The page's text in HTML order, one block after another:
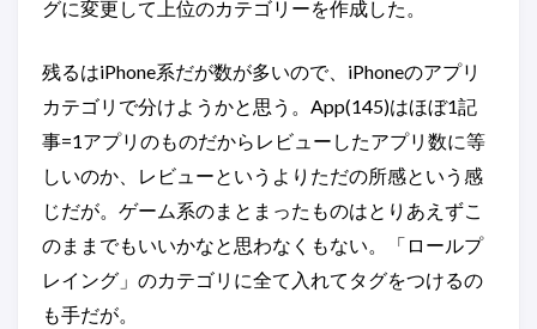
グに変更して上位のカテゴリーを作成した。
残るはiPhone系だが数が多いので、iPhoneのアプリ
カテゴリで分けようかと思う。App(145)はほぼ1記
事=1アプリのものだからレビューしたアプリ数に等
しいのか、レビューというよりただの所感という感
じだが。ゲーム系のまとまったものはとりあえずこ
のままでもいいかなと思わなくもない。「ロールプ
レイング」のカテゴリに全て入れてタグをつけるの
も手だが。